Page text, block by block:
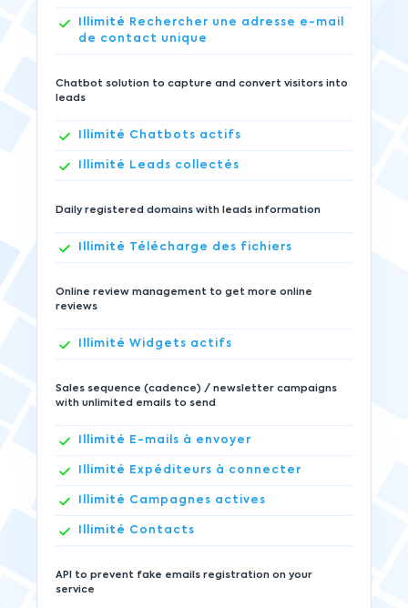
Illimité
Rechercher une adresse e-mail
de contact unique
Chatbot solution to capture and convert visitors into
leads
Illimité Chatbots actifs
Illimité Leads collectés
Daily registered domains with leads information
Illimité Télécharge des fichiers
Online review management to get more online
reviews
Illimité Widgets actifs
Sales sequence (cadence) / newsletter campaigns
with unlimited emails to send
Illimité E-mails à envoyer
Illimité Expéditeurs à connecter
Illimité Campagnes actives
Illimité Contacts
API to prevent fake emails registration on your
service